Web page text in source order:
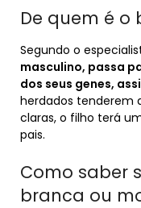
De quem é o
Segundo o
masculino, passa
dos seus genes,
herdados tenderem
claras, o filho terá
pais.
Como saber
branca ou